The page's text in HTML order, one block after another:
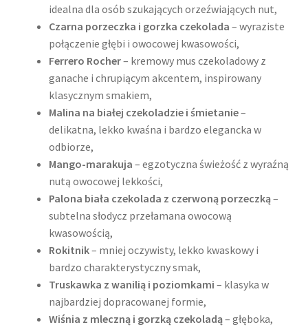
idealna dla osób szukających orzeźwiających nut,
Czarna porzeczka i gorzka czekolada – wyraziste
połączenie głębi i owocowej kwasowości,
Ferrero Rocher– kremowy mus czekoladowy z
ganache i chrupiącym akcentem, inspirowany
klasycznym smakiem,
Malina na białej czekoladzie i śmietanie–
delikatna, lekko kwaśna i bardzo elegancka w
odbiorze,
Mango-marakuja – egzotyczna świeżość z wyraźną
nutą owocowej lekkości,
Palona biała czekolada z czerwoną porzeczką–
subtelna słodycz przełamana owocową
kwasowością,
Rokitnik– mniej oczywisty, lekko kwaskowy i
bardzo charakterystyczny smak,
Truskawka z wanilią i poziomkami – klasyka w
najbardziej dopracowanej formie,
Wiśnia z mleczną i gorzką czekoladą– głęboka,